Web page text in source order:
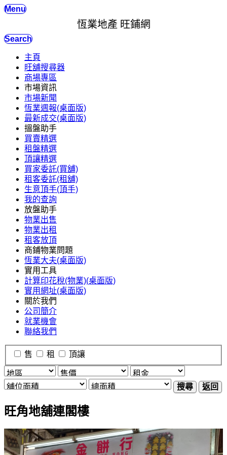
Menu
恆業地產 旺鋪網
Search
主頁
旺舖搜尋器
商場專區
市場資訊
市場新聞
恆業週報(桌面版)
最新成交(桌面版)
搵盤助手
買賣精選
租盤精選
頂讓精選
買家委託(買舖)
租客委託(租舖)
生意頂手(頂手)
我的查詢
放盤助手
物業出售
物業出租
租客放頂
商鋪物業問題
恆業大夫(桌面版)
實用工具
計算印花稅(物業)(桌面版)
實用網址(桌面版)
關於我們
公司簡介
就業機會
聯絡我們
售 租 頂讓
搜尋 返回
旺角地舖連閣樓